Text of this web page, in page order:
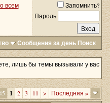
всем
Запомнить?
Пароль
Сообщения за день Поиск
лишь бы темы вызывали у вас
1 2 3 11 > Последняя»